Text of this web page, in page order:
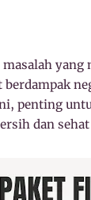
yang
penting
dan